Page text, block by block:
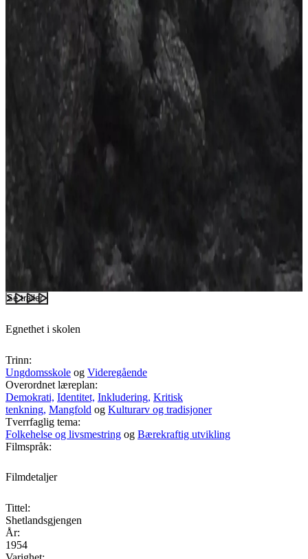
Se trailer
Egnethet i skolen
Trinn:
Ungdomsskole og Videregående
Overordnet læreplan:
Demokrati, Identitet, Inkludering, Kritisk
tenkning, Mangfold og Kulturarv og tradisjoner
Tverrfaglig tema:
Folkehelse og livsmestring og Bærekraftig utvikling
Filmspråk:
Filmdetaljer
Tittel:
Shetlandsgjengen
År:
1954